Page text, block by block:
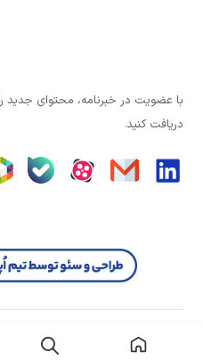
با عضویت در خبرنامه، محتوای جدید
دریافت کنید.